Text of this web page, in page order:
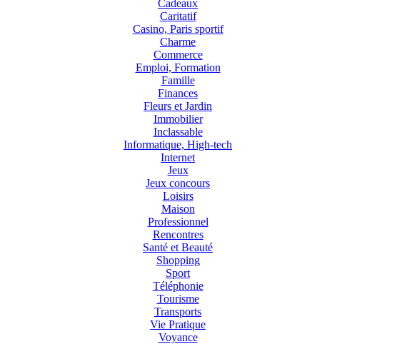
Cadeaux
Caritatif
Casino, Paris sportif
Charme
Commerce
Emploi, Formation
Famille
Finances
Fleurs et Jardin
Immobilier
Inclassable
Informatique, High-tech
Internet
Jeux
Jeux concours
Loisirs
Maison
Professionnel
Rencontres
Santé et Beauté
Shopping
Sport
Téléphonie
Tourisme
Transports
Vie Pratique
Voyance